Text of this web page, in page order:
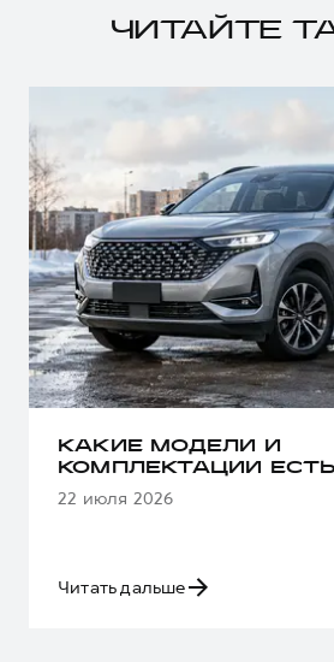
ЧИТАЙТЕ
КАКИЕ МОДЕЛИ И
КОМПЛЕКТАЦИИ ЕСТЬ
22 июля 2026
Читать дальше